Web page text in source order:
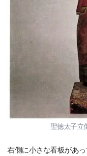
聖徳太子立
右側に小さな看板があ